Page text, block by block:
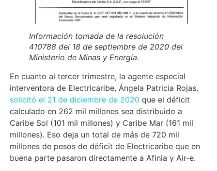
Información tomada de la resolución
410788 del 18 de septiembre de 2020 del
Ministerio de Minas y Energía.
En cuanto al tercer trimestre, la agente especial
interventora de Electricaribe, Ángela Patricia Rojas,
solicitó el 21 de diciembre de 2020 que el déficit
calculado en 262 mil millones sea distribuido a
Caribe Sol (101 mil millones) y Caribe Mar (161 mil
millones). Eso deja un total de más de 720 mil
millones de pesos de déficit de Electricaribe que en
buena parte pasaron directamente a Afinia y Air-e.